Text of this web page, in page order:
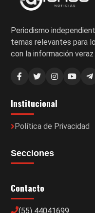
Periodismo
temas relevantes para
con la información
Institucional
Política de Privacidad
Secciones
Contacto
(55) 44041699